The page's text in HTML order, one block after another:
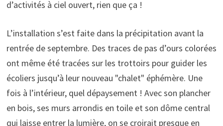
d’activités à ciel ouvert, rien que ça !
L’installation s’est faite dans la précipitation avant la
rentrée de septembre. Des traces de pas d’ours colorées
ont même été tracées sur les trottoirs pour guider les
écoliers jusqu’à leur nouveau "chalet" éphémère. Une
fois à l’intérieur, quel dépaysement ! Avec son plancher
en bois, ses murs arrondis en toile et son dôme central
qui laisse entrer la lumière, on se croirait presque en